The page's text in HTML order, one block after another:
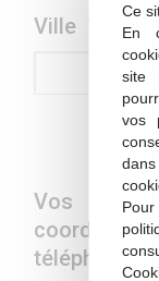
Ce
En
site
vos
Ville *
Vos